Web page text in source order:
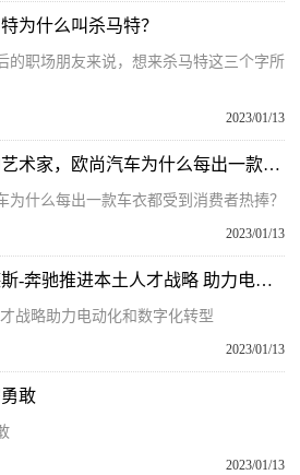
为什么叫杀马特？
的职场朋友来说，想来杀马特这三个字所
2023/01/13
环球快资讯：汽车界的艺术家，欧尚汽车为什么每出一款车衣都受到消费者热捧？
为什么每出一款车衣都受到消费者热捧？
2023/01/13
【环球新视野】梅赛德斯-奔驰推进本土人才战略 助力电动化和数字化转型
战略助力电动化和数字化转型
2023/01/13
敢
2023/01/13